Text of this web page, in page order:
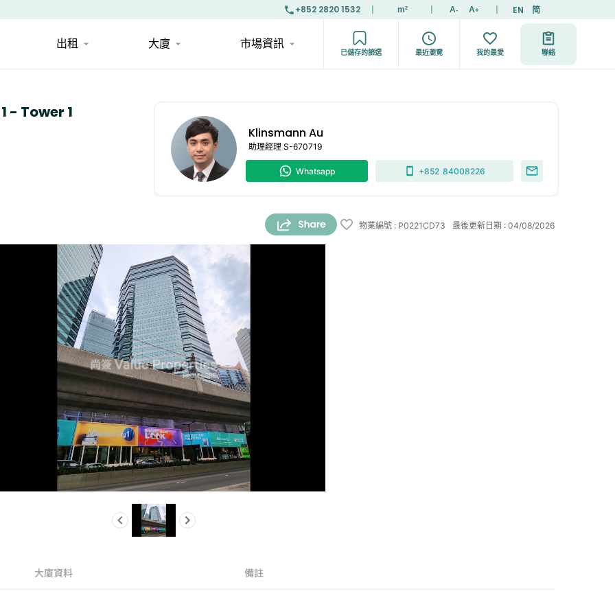
+852 2820 1532 m² A- A+ EN 简
出租 大廈 市場資訊
已儲存的篩選 最近瀏覽 我的最愛 聯絡
- Tower 1
Klinsmann Au
助理經理S-670719
Whatsapp +852 84008226
物業編號 : P0221CD73 最後更新日期 : 04/08/2026
大廈資料 備註